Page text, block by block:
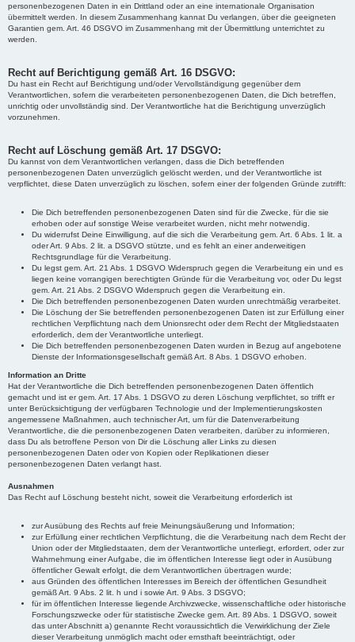
personenbezogenen Daten in ein Drittland oder an eine internationale Organisation
übermittelt werden. In diesem Zusammenhang kannat Du verlangen, über die geeigneten
Garantien gem. Art. 46 DSGVO im Zusammenhang mit der Übermittlung unterrichtet zu
werden.
Recht auf Berichtigung gemäß Art. 16 DSGVO:
Du hast ein Recht auf Berichtigung und/oder Vervollständigung gegenüber dem
Verantwortlichen, sofern die verarbeiteten personenbezogenen Daten, die Dich betreffen,
unrichtig oder unvollständig sind. Der Verantwortliche hat die Berichtigung unverzüglich
vorzunehmen.
Recht auf Löschung gemäß Art. 17 DSGVO:
Du kannst von dem Verantwortlichen verlangen, dass die Dich betreffenden
personenbezogenen Daten unverzüglich gelöscht werden, und der Verantwortliche ist
verpflichtet, diese Daten unverzüglich zu löschen, sofern einer der folgenden Gründe zutrifft:
Die Dich betreffenden personenbezogenen Daten sind für die Zwecke, für die sie
erhoben oder auf sonstige Weise verarbeitet wurden, nicht mehr notwendig.
Du widerrufst Deine Einwilligung, auf die sich die Verarbeitung gem. Art. 6 Abs. 1 lit. a
oder Art. 9 Abs. 2 lit. a DSGVO stützte, und es fehlt an einer anderweitigen
Rechtsgrundlage für die Verarbeitung.
Du legst gem. Art. 21 Abs. 1 DSGVO Widerspruch gegen die Verarbeitung ein und es
liegen keine vorrangigen berechtigten Gründe für die Verarbeitung vor, oder Du legst
gem. Art. 21 Abs. 2 DSGVO Widerspruch gegen die Verarbeitung ein.
Die Dich betreffenden personenbezogenen Daten wurden unrechtmäßig verarbeitet.
Die Löschung der Sie betreffenden personenbezogenen Daten ist zur Erfüllung einer
rechtlichen Verpflichtung nach dem Unionsrecht oder dem Recht der Mitgliedstaaten
erforderlich, dem der Verantwortliche unterliegt.
Die Dich betreffenden personenbezogenen Daten wurden in Bezug auf angebotene
Dienste der Informationsgesellschaft gemäß Art. 8 Abs. 1 DSGVO erhoben.
Information an Dritte
Hat der Verantwortliche die Dich betreffenden personenbezogenen Daten öffentlich
gemacht und ist er gem. Art. 17 Abs. 1 DSGVO zu deren Löschung verpflichtet, so trifft er
unter Berücksichtigung der verfügbaren Technologie und der Implementierungskosten
angemessene Maßnahmen, auch technischer Art, um für die Datenverarbeitung
Verantwortliche, die die personenbezogenen Daten verarbeiten, darüber zu informieren,
dass Du als betroffene Person von Dir die Löschung aller Links zu diesen
personenbezogenen Daten oder von Kopien oder Replikationen dieser
personenbezogenen Daten verlangt hast.
Ausnahmen
Das Recht auf Löschung besteht nicht, soweit die Verarbeitung erforderlich ist
zur Ausübung des Rechts auf freie Meinungsäußerung und Information;
zur Erfüllung einer rechtlichen Verpflichtung, die die Verarbeitung nach dem Recht der
Union oder der Mitgliedstaaten, dem der Verantwortliche unterliegt, erfordert, oder zur
Wahrnehmung einer Aufgabe, die im öffentlichen Interesse liegt oder in Ausübung
öffentlicher Gewalt erfolgt, die dem Verantwortlichen übertragen wurde;
aus Gründen des öffentlichen Interesses im Bereich der öffentlichen Gesundheit
gemäß Art. 9 Abs. 2 lit. h und i sowie Art. 9 Abs. 3 DSGVO;
für im öffentlichen Interesse liegende Archivzwecke, wissenschaftliche oder historische
Forschungszwecke oder für statistische Zwecke gem. Art. 89 Abs. 1 DSGVO, soweit
das unter Abschnitt a) genannte Recht voraussichtlich die Verwirklichung der Ziele
dieser Verarbeitung unmöglich macht oder ernsthaft beeinträchtigt, oder